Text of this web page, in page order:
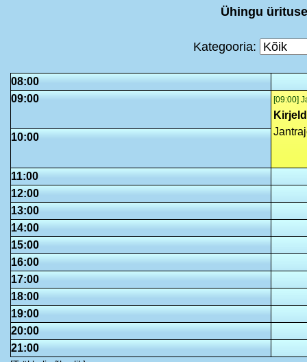
Ühingu
Kategooria:
08:00
09:00
[09:00]
10:00
11:00
12:00
13:00
14:00
15:00
16:00
17:00
18:00
19:00
20:00
21:00